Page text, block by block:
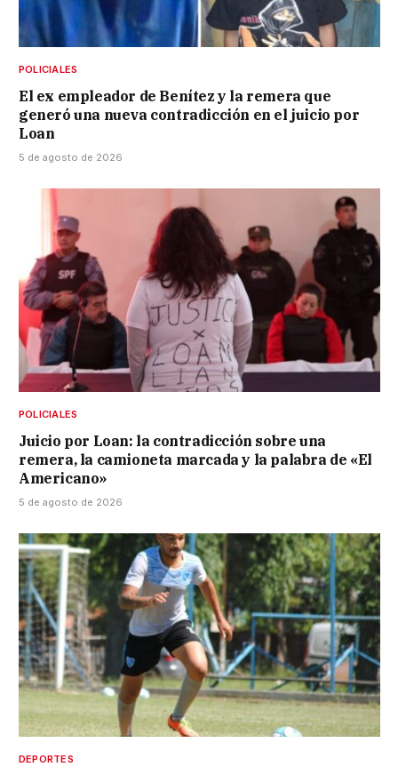
POLICIALES
El ex empleador de Benítez y la remera que
generó una nueva contradicción en el juicio por
Loan
5 de agosto de 2026
POLICIALES
Juicio por Loan: la contradicción sobre una
remera, la camioneta marcada y la palabra de «El
Americano»
5 de agosto de 2026
DEPORTES